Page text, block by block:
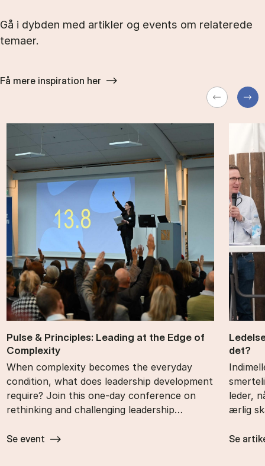
Gå i dybden med artikler og events om relaterede
temaer.
Få mere inspiration her
Pul­se & Prin­cip­les: Le­a­ding at the Edge of
Com­ple­xi­ty
When complexity becomes the everyday
condition, what does leadership development
require? Join this one-day conference on
rethinking and challenging leadership…
Se event
det?
leder,
ærlig
Se